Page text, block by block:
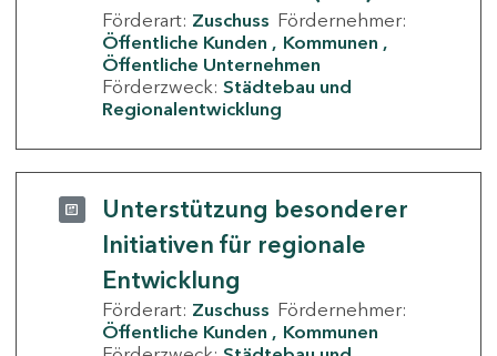
Förderart: Zuschuss Fördernehmer:
Öffentliche Kunden
Kommunen
Öffentliche Unternehmen
Förderzweck: Städtebau und
Regionalentwicklung
Unterstützung besonderer
Initiativen für regionale
Entwicklung
Förderart: Zuschuss Fördernehmer:
Öffentliche Kunden
Kommunen